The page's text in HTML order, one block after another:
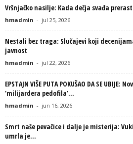
Vršnjačko nasilje: Kada dečja svađa
hmadmin - jul 25, 2026
Nestali bez traga: Slučajevi koji
javnost
hmadmin - jul 22, 2026
EPSTAJN VIŠE PUTA POKUŠAO DA SE
‘milijardera pedofila’...
hmadmin - jun 16, 2026
Smrt naše pevačice i dalje je misterija:
umrla je...